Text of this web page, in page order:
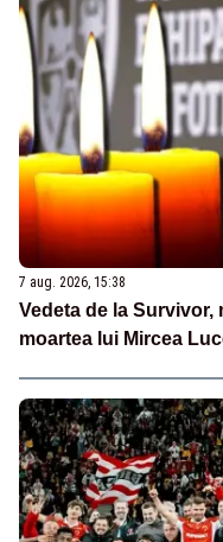
7 aug. 2026, 15:38
Vedeta de la
moartea lui Mircea